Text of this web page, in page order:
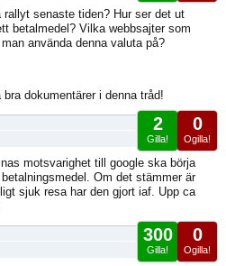
rallyt senaste tiden? Hur ser det ut
betalmedel? Vilka webbsajter som
använda denna valuta på?
dokumentärer i denna tråd!
0
Ogilla!
2
Gilla!
motsvarighet till google ska börja
Om det stämmer är
sjuk resa har den gjort iaf. Upp ca
0
Ogilla!
300
Gilla!